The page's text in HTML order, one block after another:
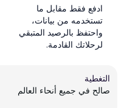
ادفع فقط مقابل ما
تستخدمه من بيانات،
واحتفظ بالرصيد المتبقي
لرحلاتك القادمة.
التغطية
صالح في جميع أنحاء العالم